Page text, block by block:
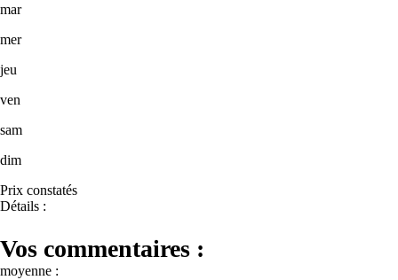
mar
mer
jeu
ven
sam
dim
Prix constatés
Détails :
Vos commentaires :
moyenne :